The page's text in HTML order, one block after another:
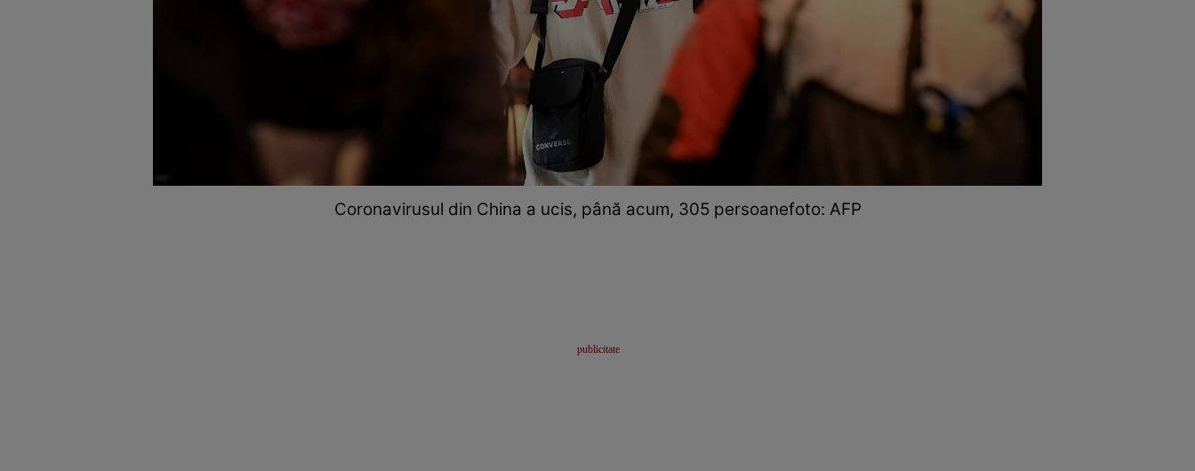
Coronavirusul din China a ucis, până acum, 305 persoanefoto: AFP